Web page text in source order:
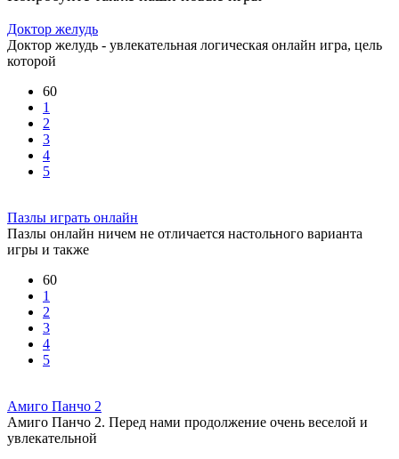
Доктор желудь
Доктор желудь - увлекательная логическая онлайн игра, цель
которой
60
1
2
3
4
5
Пазлы играть онлайн
Пазлы онлайн ничем не отличается настольного варианта
игры и также
60
1
2
3
4
5
Амиго Панчо 2
Амиго Панчо 2. Перед нами продолжение очень веселой и
увлекательной